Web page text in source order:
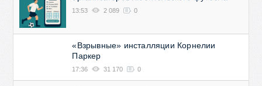
13:53 2 089 0
«Взрывные» инсталляции Корнелии
Паркер
17:36 31 170 0